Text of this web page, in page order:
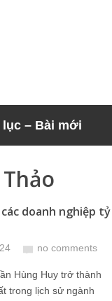
lục – Bài mới
doanh nghiệp tỷ
no comments
Hùng Huy trở thành
trong lịch sử ngành